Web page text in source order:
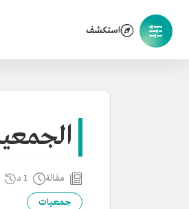
استكشف
مقالة 1 د
جمعيات